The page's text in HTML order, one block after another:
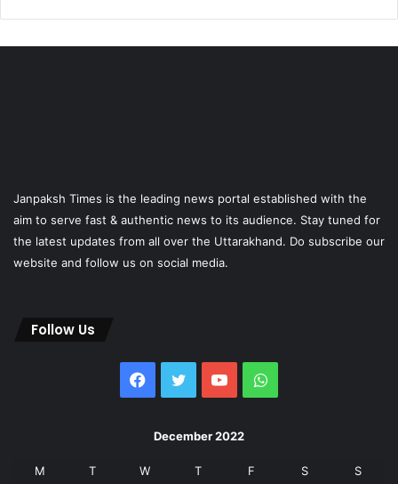
Janpaksh Times is the leading news portal established with the
aim to serve fast & authentic news to its audience. Stay tuned for
the latest updates from all over the Uttarakhand. Do subscribe our
website and follow us on social media.
Follow Us
Facebook
Twitter YouTubeWhatsApp
December 2022
M T W T F S S